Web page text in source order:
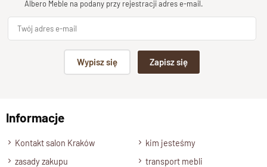
Podpis
Wyślij opinię
Albero Meble na podany przy rejestracji adres e-mail.
Wypisz się Zapisz się
Informacje
Kontakt salon Kraków
kim jesteśmy
zasady zakupu
transport mebli